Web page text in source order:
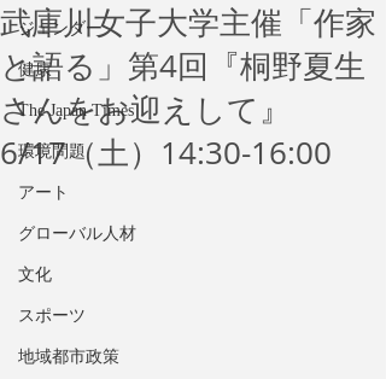
ジェンダー
健康
The Japan Times
環境問題
アート
グローバル人材
文化
スポーツ
地域都市政策
武庫川女子大学主催「作家
と語る」第4回『桐野夏生
さんをお迎えして』
6/17（土）14:30-16:00